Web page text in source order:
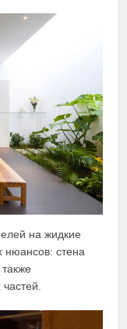
на жидкие
нюансов: стена